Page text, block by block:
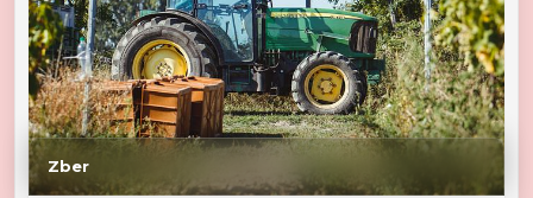
Zber